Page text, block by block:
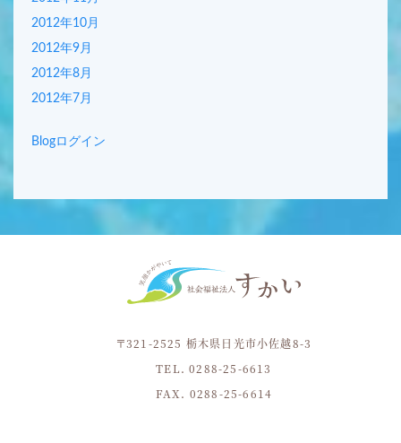
2012年10月
2012年9月
2012年8月
2012年7月
Blogログイン
〒321-2525 栃木県日光市小佐越8-3
TEL. 0288-25-6613
FAX. 0288-25-6614